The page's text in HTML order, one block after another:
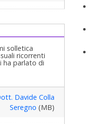
Petti, in
solletica
ricorrenti
ha parlato di
Davide Colla
Seregno (MB)